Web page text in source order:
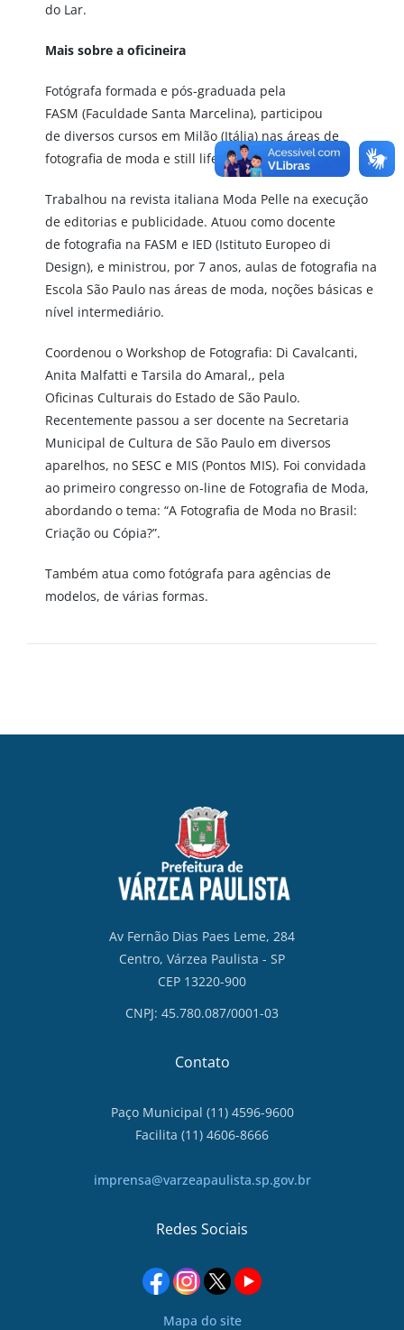
do Lar.
Mais sobre a oficineira
Fotógrafa formada e pós-graduada pela
FASM (Faculdade Santa Marcelina), participou
de diversos cursos em Milão (Itália) nas áreas de
fotografia de moda e still life.
Trabalhou na revista italiana Moda Pelle na execução
de editorias e publicidade. Atuou como docente
de fotografia na FASM e IED (Istituto Europeo di
Design), e ministrou, por 7 anos, aulas de fotografia na
Escola São Paulo nas áreas de moda, noções básicas e
nível intermediário.
Coordenou o Workshop de Fotografia: Di Cavalcanti,
Anita Malfatti e Tarsila do Amaral,, pela
Oficinas Culturais do Estado de São Paulo.
Recentemente passou a ser docente na Secretaria
Municipal de Cultura de São Paulo em diversos
aparelhos, no SESC e MIS (Pontos MIS). Foi convidada
ao primeiro congresso on-line de Fotografia de Moda,
abordando o tema: “A Fotografia de Moda no Brasil:
Criação ou Cópia?”.
Também atua como fotógrafa para agências de
modelos, de várias formas.
Av Fernão Dias Paes Leme, 284
Centro, Várzea Paulista - SP
CEP 13220-900
CNPJ: 45.780.087/0001-03
Contato
Paço Municipal (11) 4596-9600
Facilita (11) 4606-8666
imprensa@varzeapaulista.sp.gov.br
Redes Sociais
Mapa do site